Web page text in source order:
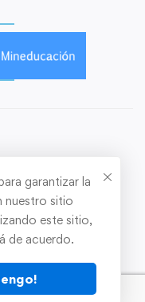
Todos los
garantizar la
nuestro sitio
este sitio,
de acuerdo.